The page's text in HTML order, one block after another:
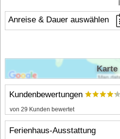
Anreise & Dauer auswählen
Kundenbewertungen
von 29 Kunden bewertet
Ferienhaus-Ausstattung
Karte